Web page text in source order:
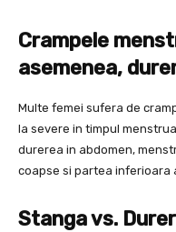
Crampele
asemenea,
Multe femei sufera de
la severe in timpul
durerea in abdomen,
coapse si partea inferioara
Stanga vs.